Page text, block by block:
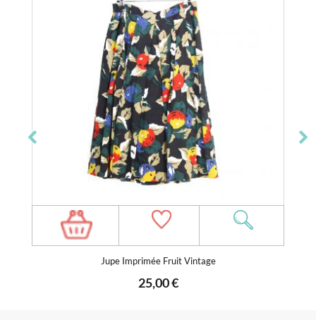
Jupe Imprimée Fruit Vintage
25,00 €